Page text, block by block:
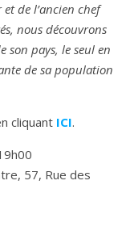
de l’ancien chef
nous découvrons
son pays, le seul en
de sa population
cliquant ICI.
57, Rue des